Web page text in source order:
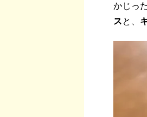
かじっ
スと、